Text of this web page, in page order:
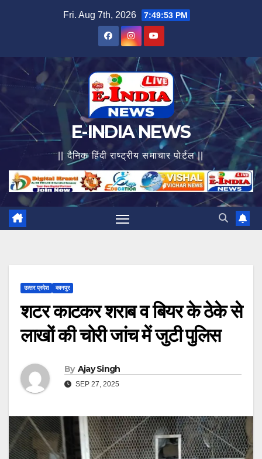
Fri. Aug 7th, 2026 7:49:55 PM
E-INDIA NEWS
|| दैनिक हिंदी राष्ट्रीय समाचार पोर्टल ||
उत्‍तर प्रदेश कानपुर
शटर काटकर शराब व बियर के ठेके से
लाखों की चोरी जांच में जुटी पुलिस
By Ajay Singh
SEP 27, 2025